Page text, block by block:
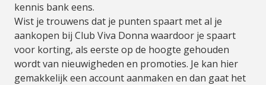
kennis bank eens.
Wist je trouwens dat je punten spaart met al je
aankopen bij Club Viva Donna waardoor je spaart
voor korting, als eerste op de hoogte gehouden
wordt van nieuwigheden en promoties. Je kan hier
gemakkelijk een account aanmaken en dan gaat het